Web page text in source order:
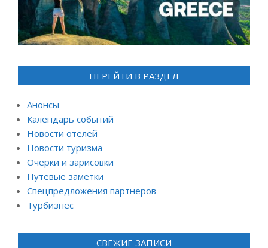
ПЕРЕЙТИ В РАЗДЕЛ
Анонсы
Календарь событий
Новости отелей
Новости туризма
Очерки и зарисовки
Путевые заметки
Спецпредложения партнеров
Турбизнес
СВЕЖИЕ ЗАПИСИ